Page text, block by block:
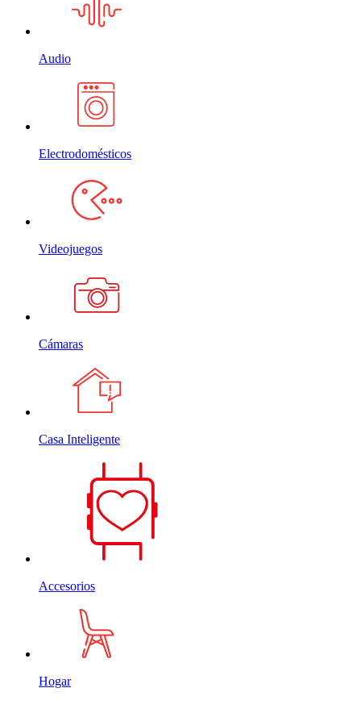
Audio
Electrodomésticos
Videojuegos
Cámaras
Casa Inteligente
Accesorios
Hogar